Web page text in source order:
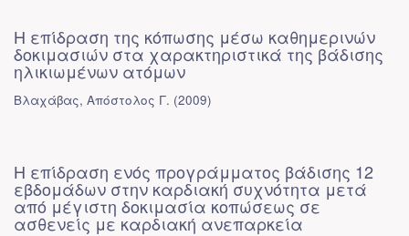
Η επίδραση της κόπωσης μέσω καθημερινών
δοκιμασιών στα χαρακτηριστικά της βάδισης
ηλικιωμένων ατόμων
Βλαχάβας, Απόστολος Γ. (2009)
Η επίδραση ενός προγράμματος βάδισης 12
εβδομάδων στην καρδιακή συχνότητα μετά
από μέγιστη δοκιμασία κοπώσεως σε
ασθενείς με καρδιακή ανεπαρκεία